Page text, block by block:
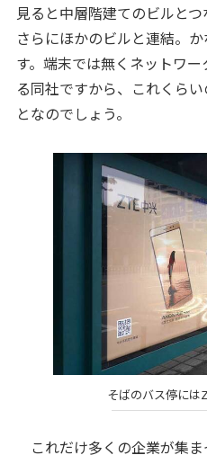
見ると中層階建てのビルと
さらにほかのビルと連結。
す。端末では無くネットワ
る同社ですから、これくら
となのでしょう。
そばのバス停には
これだけ多くの企業が集